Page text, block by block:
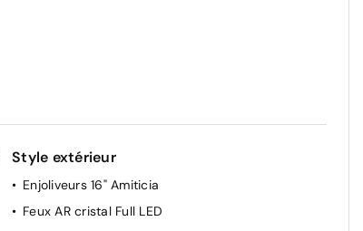
Style extérieur
Enjoliveurs 16" Amiticia
Feux AR cristal Full LED